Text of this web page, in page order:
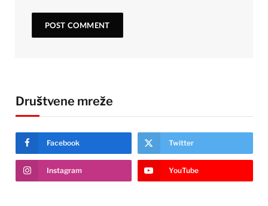
Društvene mreže
Facebook Twitter
Instagram YouTube